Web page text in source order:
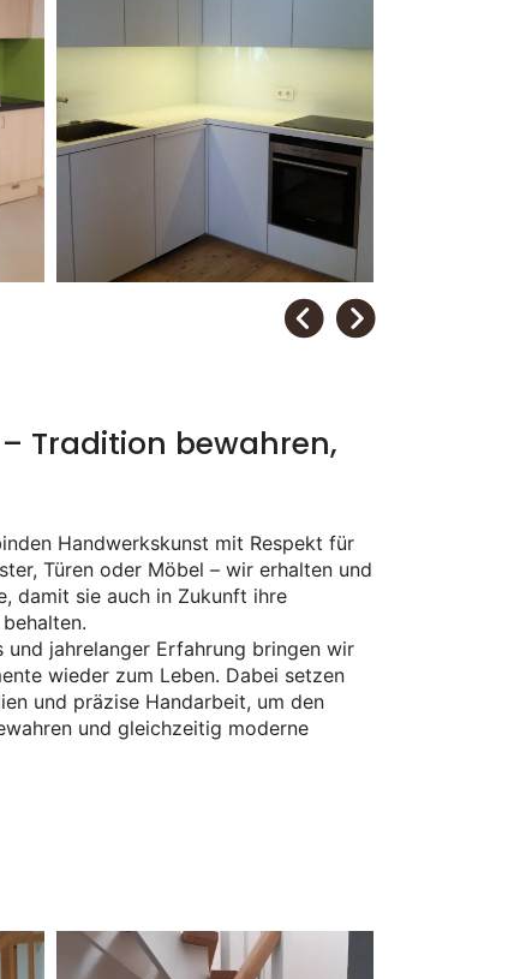
Tradition bewahren,
Handwerkskunst mit Respekt für
Türen oder Möbel – wir erhalten und
damit sie auch in Zukunft ihre
jahrelanger Erfahrung bringen wir
wieder zum Leben. Dabei setzen
und präzise Handarbeit, um den
und gleichzeitig moderne